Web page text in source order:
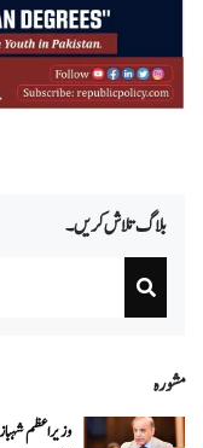
بلاگ تلاش کریں۔
مشورہ
وزیراعظم